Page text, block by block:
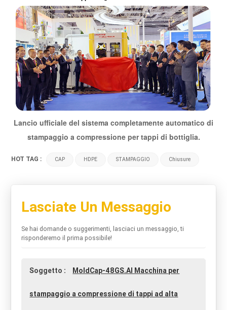
Lancio ufficiale del sistema completamente automatico di
stampaggio a compressione per tappi di bottiglia.
HOT TAG : CAP HDPE STAMPAGGIO Chiusure
Lasciate Un Messaggio
Se hai domande o suggerimenti, lasciaci un messaggio, ti
risponderemo il prima possibile!
Soggetto : MoldCap-48GS.AI Macchina per
stampaggio a compressione di tappi ad alta